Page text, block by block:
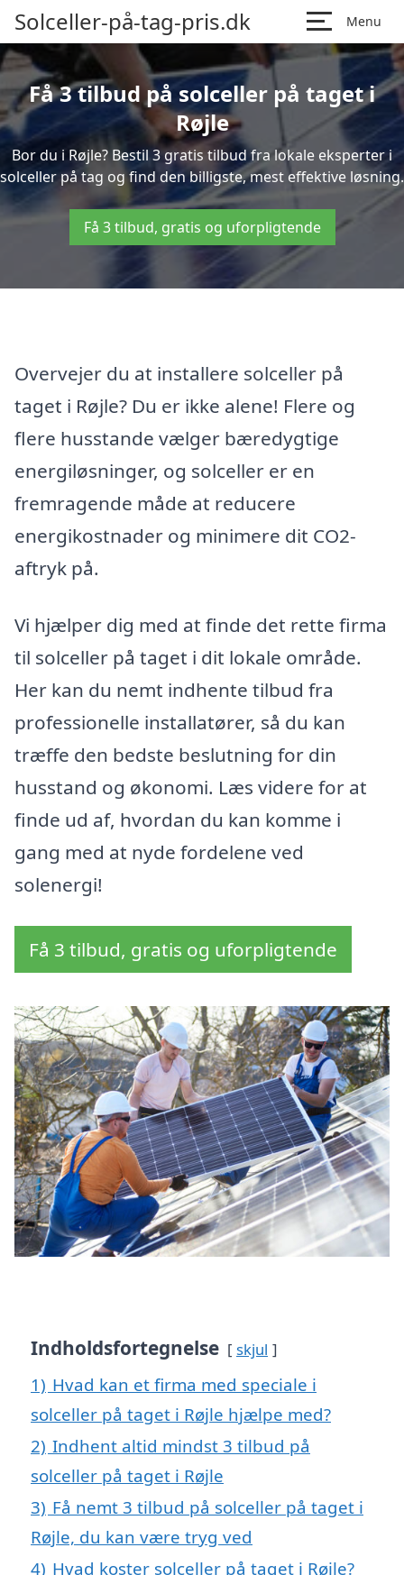
Solceller-på-tag-pris.dk Menu
Få 3 tilbud på solceller på taget i
Røjle
Bor du i Røjle? Bestil 3 gratis tilbud fra lokale eksperter i
solceller på tag og find den billigste, mest effektive løsning.
Få 3 tilbud, gratis og uforpligtende
Overvejer du at installere solceller på
taget i Røjle? Du er ikke alene! Flere og
flere husstande vælger bæredygtige
energiløsninger, og solceller er en
fremragende måde at reducere
energikostnader og minimere dit CO2-
aftryk på.
Vi hjælper dig med at finde det rette firma
til solceller på taget i dit lokale område.
Her kan du nemt indhente tilbud fra
professionelle installatører, så du kan
træffe den bedste beslutning for din
husstand og økonomi. Læs videre for at
finde ud af, hvordan du kan komme i
gang med at nyde fordelene ved
solenergi!
Få 3 tilbud, gratis og uforpligtende
Indholdsfortegnelse skjul
1) Hvad kan et firma med speciale i
solceller på taget i Røjle hjælpe med?
2) Indhent altid mindst 3 tilbud på
solceller på taget i Røjle
3) Få nemt 3 tilbud på solceller på taget i
Røjle, du kan være tryg ved
4) Hvad koster solceller på taget i Røjle?